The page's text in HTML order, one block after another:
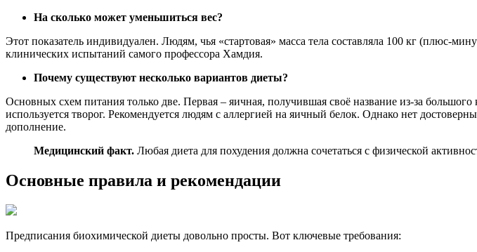
На сколько может уменьшиться вес?
Этот показатель индивидуален. Людям, чья «стартовая» масса тела составляла 100 кг (плюс-
клинических испытаний самого профессора Хамдия.
Почему существуют несколько вариантов диеты?
Основных схем питания только две. Первая – яичная, получившая своё название из-за
используется творог. Рекомендуется людям с аллергией на яичный белок. Однако нет
дополнение.
Медицинский факт. Любая диета для похудения должна сочетаться с физической
Основные правила и рекомендации
Предписания биохимической диеты довольно просты. Вот ключевые требования: